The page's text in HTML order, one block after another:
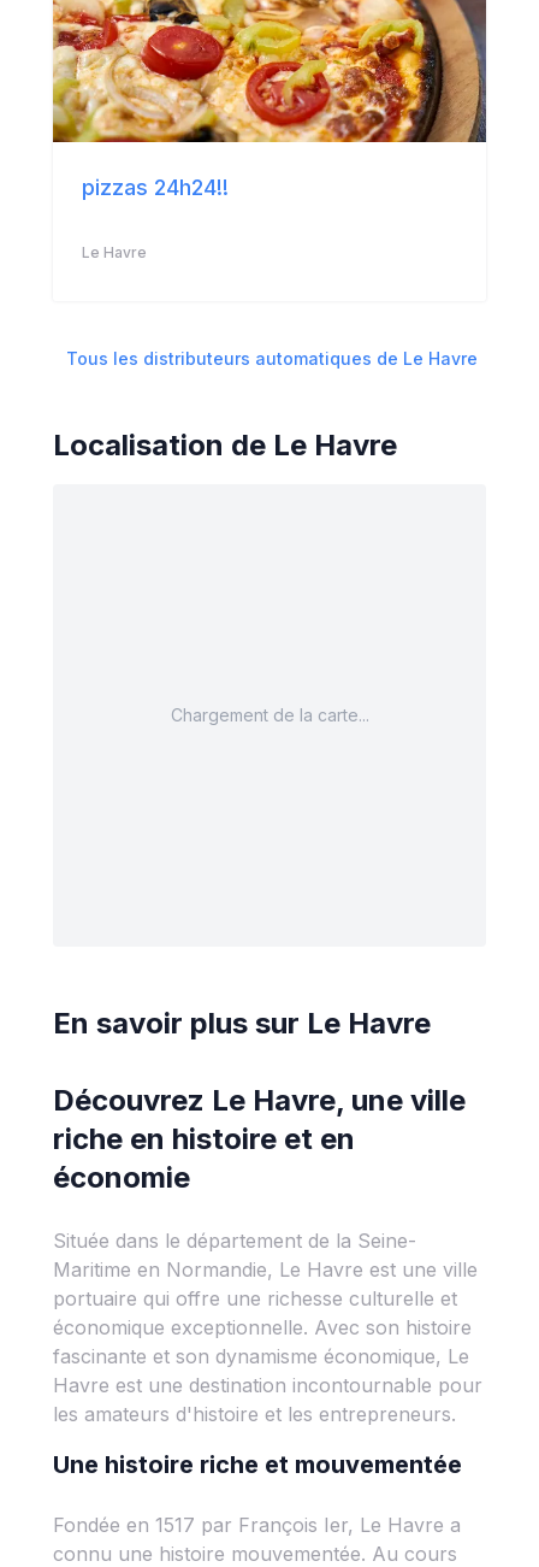
pizzas 24h24!!
Le Havre
Tous les distributeurs automatiques de Le Havre
Localisation de Le Havre
Chargement de la carte...
En savoir plus sur Le Havre
Découvrez Le Havre, une ville
riche en histoire et en
économie
Située dans le département de la Seine-
Maritime en Normandie, Le Havre est une ville
portuaire qui offre une richesse culturelle et
économique exceptionnelle. Avec son histoire
fascinante et son dynamisme économique, Le
Havre est une destination incontournable pour
les amateurs d'histoire et les entrepreneurs.
Une histoire riche et mouvementée
Fondée en 1517 par François Ier, Le Havre a
connu une histoire mouvementée. Au cours